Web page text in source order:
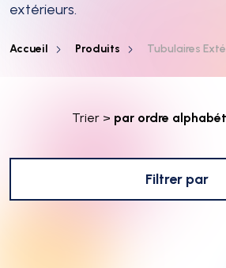
extérieurs.
Accueil Produits Tubulaires
Trier > par ordre
Filtrer par